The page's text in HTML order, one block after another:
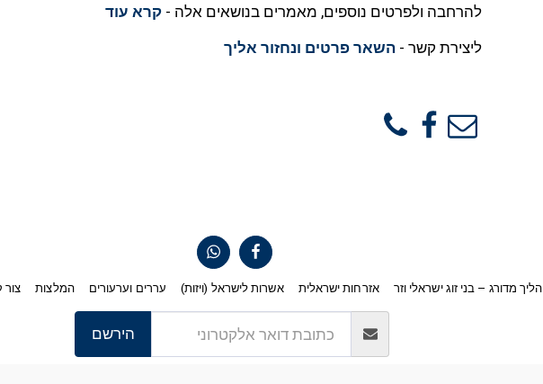
להרחבה ולפרטים נוספים, מאמרים בנושאים אלה - קרא עוד
ליצירת קשר -השאר פרטים ונחזור אליך
הליך מדורג – בני זוג ישראלי וזר אזרחות ישראלית אשרות לישראל (ויזות) עררים וערעורים המלצות
הירשם